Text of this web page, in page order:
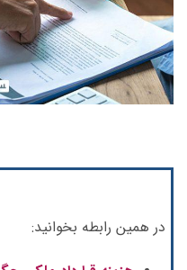
در همین رابطه بخوانید: